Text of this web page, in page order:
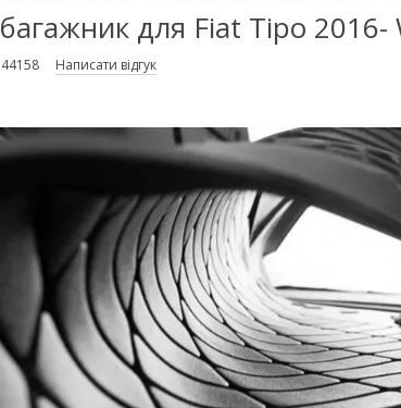
для Fiat Tipo
Написати відгук